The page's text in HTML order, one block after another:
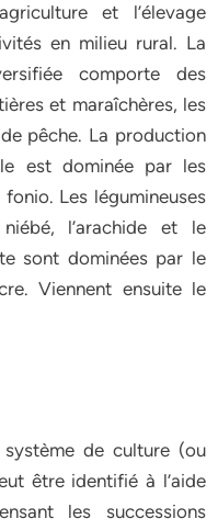
et l’élevage
en milieu rural. La
comporte des
et maraîchères, les
pêche. La production
est dominée par les
Les légumineuses
l’arachide et le
sont dominées par le
Viennent ensuite le
système de culture (ou
être identifié à l’aide
les successions